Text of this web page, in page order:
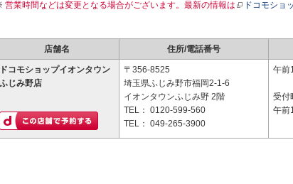
営業時間などは変更となる場合がございます。最新の情報は ドコモショ
店舗名 住所/電話番号
ドコモショップイオンタウン
ふじみ野店
〒356-8525
埼玉県ふじみ野市福岡2-1-6
イオンタウンふじみ野 2階
TEL： 0120-599-560
TEL： 049-265-3900
午前
受付
午前